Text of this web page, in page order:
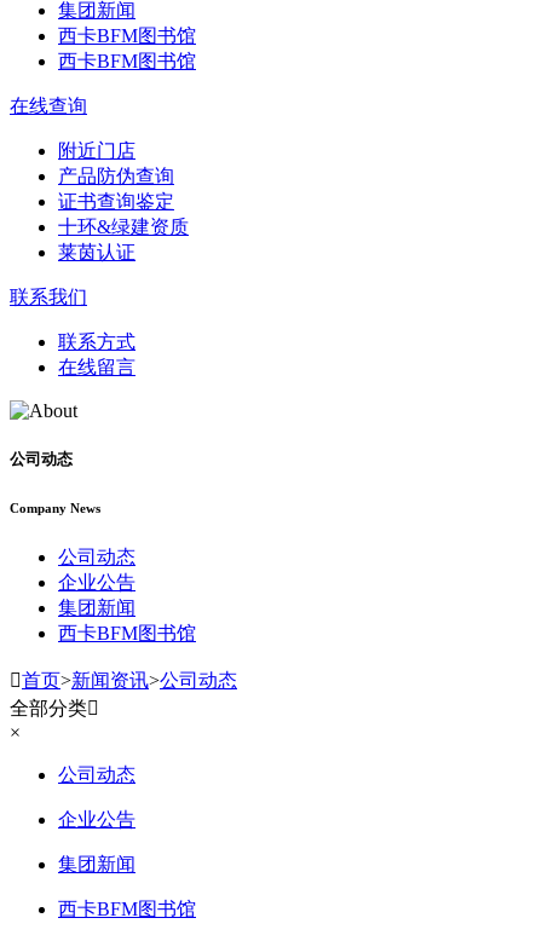
集团新闻
西卡BFM图书馆
西卡BFM图书馆
在线查询
附近门店
产品防伪查询
证书查询鉴定
十环&绿建资质
莱茵认证
联系我们
联系方式
在线留言
公司动态
Company News
公司动态
企业公告
集团新闻
西卡BFM图书馆
首页>新闻资讯>公司动态
全部分类
×
公司动态
企业公告
集团新闻
西卡BFM图书馆